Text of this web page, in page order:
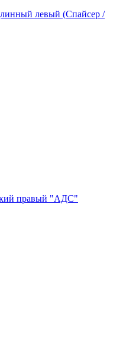
левый (Спайсер /
правый "АДС"